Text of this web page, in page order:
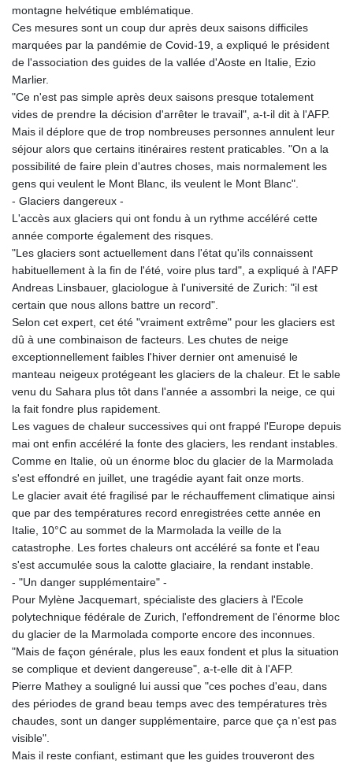
montagne helvétique emblématique.
Ces mesures sont un coup dur après deux saisons difficiles
marquées par la pandémie de Covid-19, a expliqué le président
de l'association des guides de la vallée d'Aoste en Italie, Ezio
Marlier.
"Ce n'est pas simple après deux saisons presque totalement
vides de prendre la décision d'arrêter le travail", a-t-il dit à l'AFP.
Mais il déplore que de trop nombreuses personnes annulent leur
séjour alors que certains itinéraires restent praticables. "On a la
possibilité de faire plein d'autres choses, mais normalement les
gens qui veulent le Mont Blanc, ils veulent le Mont Blanc".
- Glaciers dangereux -
L'accès aux glaciers qui ont fondu à un rythme accéléré cette
année comporte également des risques.
"Les glaciers sont actuellement dans l'état qu'ils connaissent
habituellement à la fin de l'été, voire plus tard", a expliqué à l'AFP
Andreas Linsbauer, glaciologue à l'université de Zurich: "il est
certain que nous allons battre un record".
Selon cet expert, cet été "vraiment extrême" pour les glaciers est
dû à une combinaison de facteurs. Les chutes de neige
exceptionnellement faibles l'hiver dernier ont amenuisé le
manteau neigeux protégeant les glaciers de la chaleur. Et le sable
venu du Sahara plus tôt dans l'année a assombri la neige, ce qui
la fait fondre plus rapidement.
Les vagues de chaleur successives qui ont frappé l'Europe depuis
mai ont enfin accéléré la fonte des glaciers, les rendant instables.
Comme en Italie, où un énorme bloc du glacier de la Marmolada
s'est effondré en juillet, une tragédie ayant fait onze morts.
Le glacier avait été fragilisé par le réchauffement climatique ainsi
que par des températures record enregistrées cette année en
Italie, 10°C au sommet de la Marmolada la veille de la
catastrophe. Les fortes chaleurs ont accéléré sa fonte et l'eau
s'est accumulée sous la calotte glaciaire, la rendant instable.
- "Un danger supplémentaire" -
Pour Mylène Jacquemart, spécialiste des glaciers à l'Ecole
polytechnique fédérale de Zurich, l'effondrement de l'énorme bloc
du glacier de la Marmolada comporte encore des inconnues.
"Mais de façon générale, plus les eaux fondent et plus la situation
se complique et devient dangereuse", a-t-elle dit à l'AFP.
Pierre Mathey a souligné lui aussi que "ces poches d'eau, dans
des périodes de grand beau temps avec des températures très
chaudes, sont un danger supplémentaire, parce que ça n'est pas
visible".
Mais il reste confiant, estimant que les guides trouveront des